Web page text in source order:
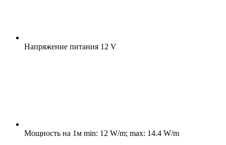
Напряжение питания 12 V
Мощность на 1м min: 12 W/m; max: 14.4 W/m